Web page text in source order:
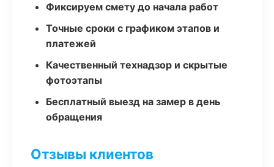
Фиксируем смету до начала работ
Точные сроки с графиком этапов и
платежей
Качественный технадзор и скрытые
фотоэтапы
Бесплатный выезд на замер в день
обращения
Отзывы клиентов